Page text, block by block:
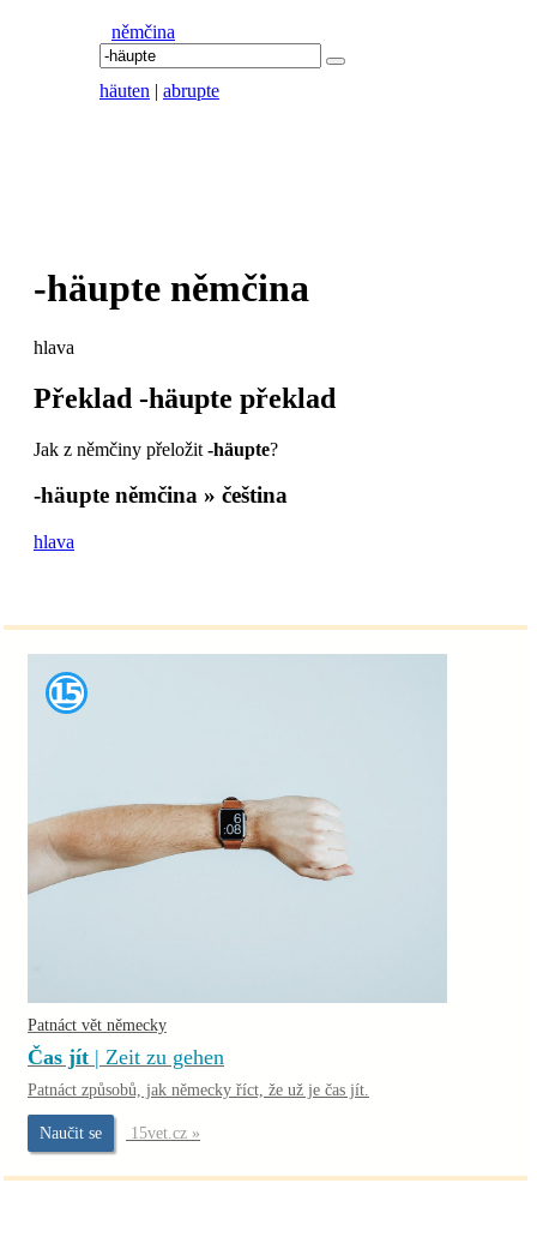
němčina
häuten | abrupte
-häupte němčina
hlava
Překlad -häupte překlad
Jak z němčiny přeložit -häupte?
-häupte němčina » čeština
hlava
Patnáct vět německy
Čas jít | Zeit zu gehen
Patnáct způsobů, jak německy říct, že už je čas jít.
Naučit se 15vet.cz »